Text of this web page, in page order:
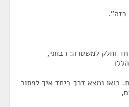
בזה".
וחלק למשטרה: רבותי,
בואו נמצא דרך ביחד איך לפתור